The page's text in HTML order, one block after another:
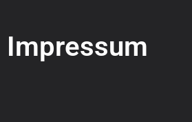
Impressum